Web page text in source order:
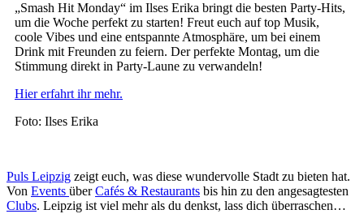
„Smash Hit Monday“ im Ilses Erika bringt die besten Party-Hits,
um die Woche perfekt zu starten! Freut euch auf top Musik,
coole Vibes und eine entspannte Atmosphäre, um bei einem
Drink mit Freunden zu feiern. Der perfekte Montag, um die
Stimmung direkt in Party-Laune zu verwandeln!
Hier erfahrt ihr mehr.
Foto: Ilses Erika
Puls Leipzig zeigt euch, was diese wundervolle Stadt zu bieten hat.
Von Events überCafés & Restaurants bis hin zu den angesagtesten
Clubs. Leipzig ist viel mehr als du denkst, lass dich überraschen…